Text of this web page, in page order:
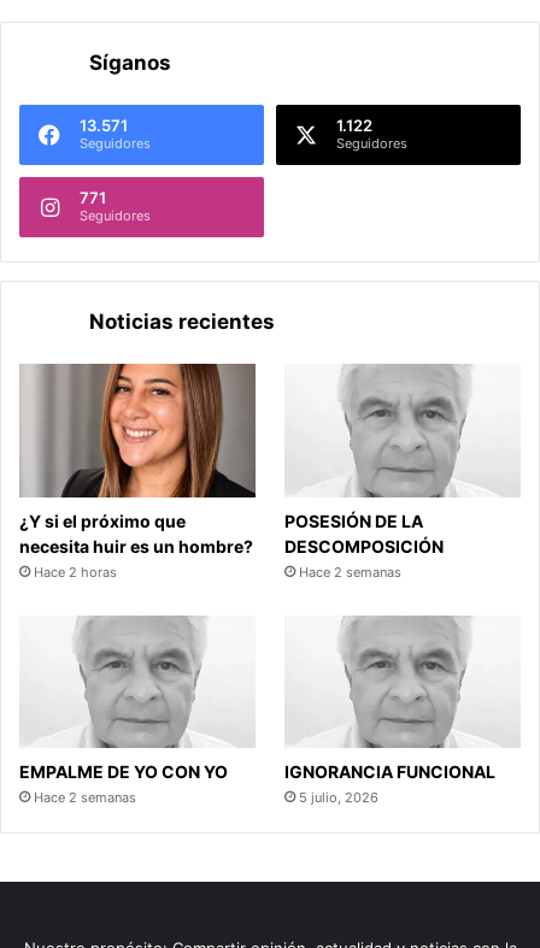
Síganos
13.571
Seguidores
1.122
Seguidores
771
Seguidores
Noticias recientes
¿Y si el próximo que
necesita huir es un hombre?
Hace 2 horas
POSESIÓN DE LA
DESCOMPOSICIÓN
Hace 2 semanas
EMPALME DE YO CON YO
Hace 2 semanas
IGNORANCIA FUNCIONAL
5 julio, 2026